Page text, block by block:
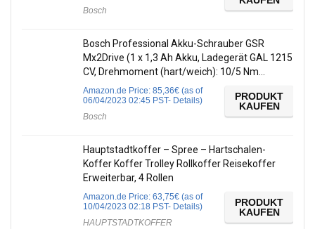
Bosch
Bosch Professional Akku-Schrauber GSR
Mx2Drive (1 x 1,3 Ah Akku, Ladegerät GAL 1215
CV, Drehmoment (hart/weich): 10/5 Nm…
Amazon.de Price: 85,36€ (as of
06/04/2023 02:45 PST- Details)
Bosch
PRODUKT
KAUFEN
Hauptstadtkoffer – Spree – Hartschalen-
Koffer Koffer Trolley Rollkoffer Reisekoffer
Erweiterbar, 4 Rollen
Amazon.de Price: 63,75€ (as of
10/04/2023 02:18 PST- Details)
HAUPTSTADTKOFFER
PRODUKT
KAUFEN